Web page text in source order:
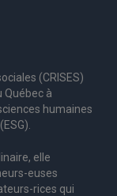
(CRISES)
Québec à
humaines
elle
-euses
-rices qui